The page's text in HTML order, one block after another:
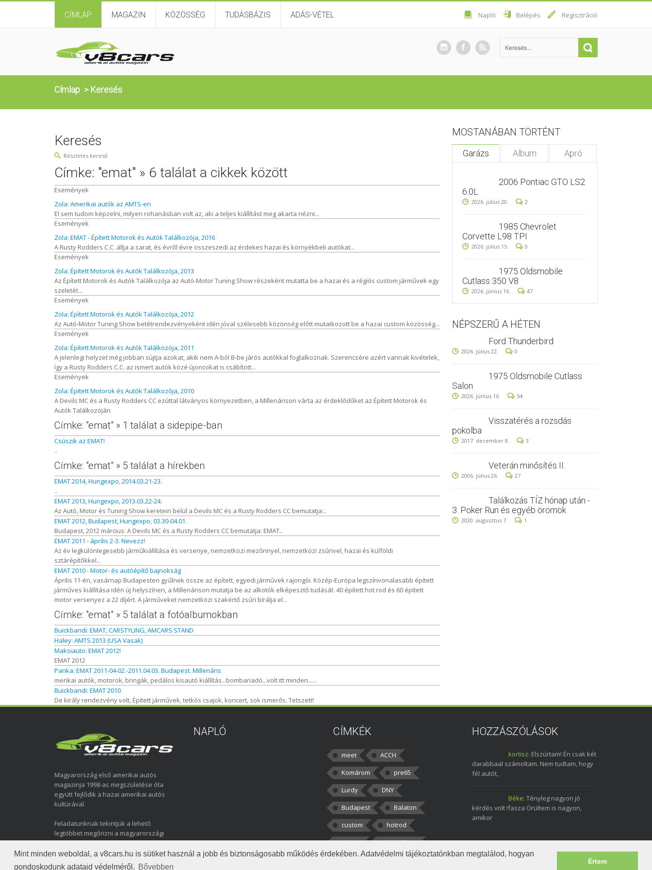
Mint minden weboldal, a v8cars.hu is sütiket használ a jobb és biztonságosabb működés érdekében. Adatvédelmi tájékoztatónkban megtalálod, hogyan
gondoskodunk adataid védelméről. Bővebben
Értem
CÍMLAP MAGAZIN KÖZÖSSÉG TUDÁSBÁZIS ADÁS-VÉTEL Napló Belépés Regisztráció
Címlap > Keresés
Keresés
Részletes kereső
Címke: "emat" » 6 találat a cikkek között
Események
Zola: Amerikai autók az AMTS-en
El sem tudom képzelni, milyen rohanásban volt az, aki a teljes kiállítást meg akarta nézni...
Események
Zola: EMAT - Épített Motorok és Autók Találkozója, 2016
A Rusty Rodders C.C. állja a sarat, és évről évre összeszedi az érdekes hazai és környékbeli autókat...
Események
Zola: Épített Motorok és Autók Találkozója, 2013
Az Épített Motorok és Autók Találkozója az Autó-Motor Tuning Show részeként mutatta be a hazai és a régiós custom járművek egy
szeletét...
Események
Zola: Épített Motorok és Autók Találkozója, 2012
Az Autó-Motor Tuning Show betétrendezvényeként idén jóval szélesebb közönség előtt mutatkozott be a hazai custom közösség...
Események
Zola: Épített Motorok és Autók Találkozója, 2011
A jelenlegi helyzet még jobban sújtja azokat, akik nem A-ból B-be járós autókkal foglalkoznak. Szerencsére azért vannak kivételek,
így a Rusty Rodders C.C. az ismert autók közé újoncokat is csábított...
Események
Zola: Épített Motorok és Autók Találkozója, 2010
A Devils MC és a Rusty Rodders CC ezúttal látványos környezetben, a Millenárison várta az érdeklődőket az Épített Motorok és
Autók Találkozóján
Címke: "emat" » 1 találat a sidepipe-ban
Csúszik az EMAT!
..
Címke: "emat" » 5 találat a hírekben
EMAT 2014, Hungexpo, 2014.03.21-23.
..
EMAT 2013, Hungexpo, 2013.03.22-24.
Az Autó, Motor és Tuning Show keretein belül a Devils MC és a Rusty Rodders CC bemutatja:..
EMAT 2012, Budapest, Hungexpo, 03.30-04.01.
Budapest, 2012 március: A Devils MC és a Rusty Rodders CC bemutatja: EMAT..
EMAT 2011 - április 2-3. Nevezz!
Az év legkülönlegesebb járműkiállítása és versenye, nemzetközi mezőnnyel, nemzetközi zsűrivel, hazai és külföldi
sztárépítőkkel...
EMAT 2010 - Motor- és autóépítő bajnokság
Április 11-én, vasárnap Budapesten gyűlnek össze az épített, egyedi járművek rajongói. Közép-Európa legszínvonalasabb épített
járműves kiállítása idén új helyszínen, a Millenárison mutatja be az alkotók elképesztő tudását. 40 épített hot rod és 60 épített
motor versenyez a 22 díjért. A járműveket nemzetközi szakértő zsűri bírálja el...
Címke: "emat" » 5 találat a fotóalbumokban
Buickbandi: EMAT, CARSTYLING, AMCARS STAND
Haley: AMTS 2013 (USA Vasak)
Maksiauto: EMAT 2012!
EMAT 2012
Panka: EMAT 2011-04-02.-2011.04.03. Budapest. Millenáris
merikai autók, motorok, bringák, pedálos kisautó kiállítás...bombariadó...volt itt minden......
Buickbandi: EMAT 2010
De király rendezvény volt, Épített járművek, tetkós csajok, koncert, sok ismerős. Tetszett!
MOSTANÁBAN TÖRTÉNT
Garázs Album Apró
2006 Pontiac GTO LS2
6.0L
2026. július 20. 2
1985 Chevrolet
Corvette L98 TPI
2026. július 15. 0
1975 Oldsmobile
Cutlass 350 V8
2026. június 16. 47
NÉPSZERŰ A HÉTEN
Ford Thunderbird
2026. július 22. 0
1975 Oldsmobile Cutlass
Salon
2026. június 16. 54
Visszatérés a rozsdás
pokolba
2017. december 8. 3
Veterán minősítés II.
2006. július 26. 27
Találkozás TÍZ hónap után -
3. Poker Run és egyéb örömök
2020. augusztus 7. 1
Magyarország első amerikai autós
magazinja 1998-as megszületése óta
együtt fejlődik a hazai amerikai autós
kultúrával.
Feladatunknak tekintjük a lehető
legtöbbet megőrizni a magyarországi
amerikai autózás elmúlt közel három
évtizedéről.
NAPLÓ CÍMKÉK
meet
ACCH
Komárom
pre65
Lurdy
DNY
Budapest
Balaton
custom
hotrod
v8cars
50brothers
HOZZÁSZÓLÁSOK
kortisz: Elszúrtam! Én csak két
darabbaal számoltam. Nem tudtam, hogy
fél autót,
Béke: Tényleg nagyon jó
kérdés volt !fasza Örültem is nagyon,
amikor